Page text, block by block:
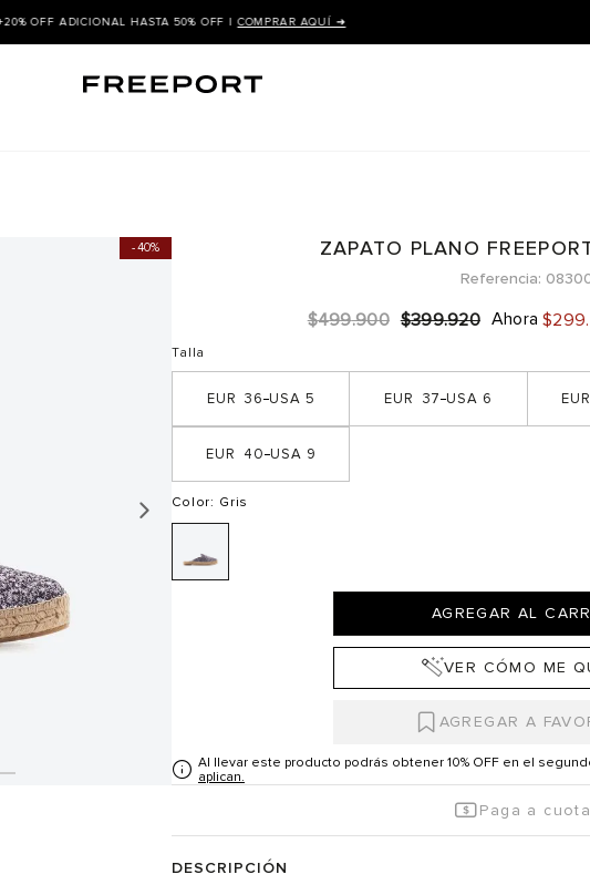
OFF ADICIONAL HASTA 50% OFF |COMPRAR AQUÍ ➜
40% ZAPATO PLANO
Referencia
$499.900 $399.920 Ahora $299.
Talla
5
36 6
37
9
40
Color: Gris
AGREGAR AL
VER CÓMO ME
Al llevar este producto podrás obtener 10% OFF en el
aplican.
Paga a
DESCRIPCIÓN